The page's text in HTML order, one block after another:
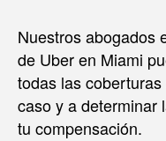
Nuestros abogados
de Uber en Miami
todas las
caso y a determinar
tu compensación.